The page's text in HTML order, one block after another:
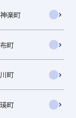
楽町
町
町
町